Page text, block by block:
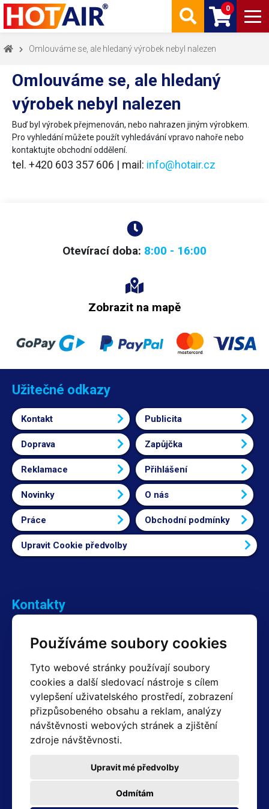
Používáme soubory cookies
Tyto webové stránky používají soubory
cookies a další sledovací nástroje s cílem
vylepšení uživatelského prostředí, zobrazení
přizpůsobeného obsahu a reklam, analýzy
návštěvnosti webových stránek a zjištění
zdroje návštěvnosti.
Odmítám
Upravit mé předvolby
0
Omlouváme se, ale hledaný výrobek nebyl nalezen
Omlouváme se, ale hledaný
výrobek nebyl nalezen
Buď byl výrobek přejmenován, nebo nahrazen jiným výrobkem.
Pro vyhledání můžete použít vyhledávání vpravo nahoře nebo
kontaktujte obchodní oddělení.
tel. +420 603 357 606 | mail: info@hotair.cz
Otevírací doba: 8:00 - 16:00
Zobrazit na mapě
Užitečné odkazy
Kontakt Publicita
Doprava Zapůjčka
Reklamace Přihlášení
Novinky O nás
Práce Obchodní podmínky
Upravit Cookie předvolby
Kontakty
+420 603 357 606 +420 605 234 204
Fakturační a expediční oddělení
+420 605 259 759 (Po–Pá: 7:30 – 15:00)
Technické oddělení
+420 603 355 085 (Po–Pá: 8:00 – 16:00)
servis@hotair.cz
Platba jen v hotovosti